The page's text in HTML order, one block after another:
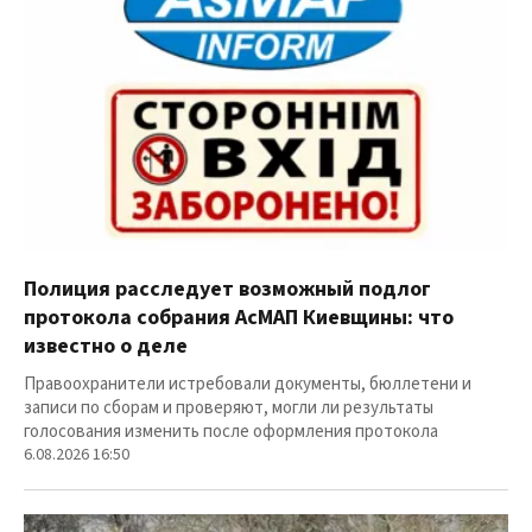
Полиция расследует возможный подлог
протокола собрания АсМАП Киевщины: что
известно о деле
Правоохранители истребовали документы, бюллетени и
записи по сборам и проверяют, могли ли результаты
голосования изменить после оформления протокола
6.08.2026 16:50